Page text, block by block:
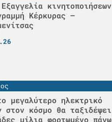
κινητοποιήσεων
Κέρκυρας –
μεγαλύτερο ηλεκτρικό
κόσμο θα ταξιδέψει
μίλια φορτωμένο πάνω